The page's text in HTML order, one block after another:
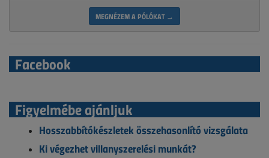
MEGNÉZEM A PÓLÓKAT →
Facebook
Figyelmébe ajánljuk
Hosszabbítókészletek összehasonlító vizsgálata
Ki végezhet villanyszerelési munkát?